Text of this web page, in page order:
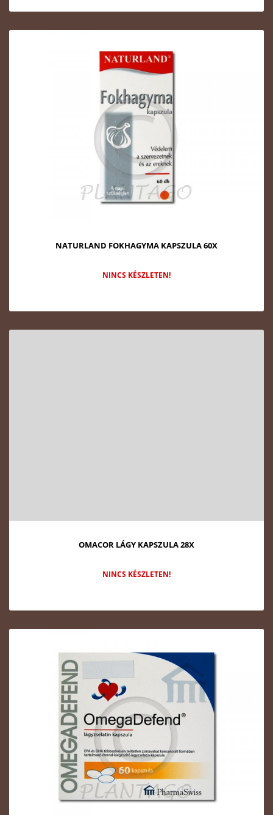
NATURLAND FOKHAGYMA KAPSZULA 60X
NINCS KÉSZLETEN!
OMACOR LÁGY KAPSZULA 28X
NINCS KÉSZLETEN!